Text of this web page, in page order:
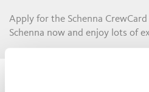
Apply for the Schenna
Schenna now and enjoy lots of